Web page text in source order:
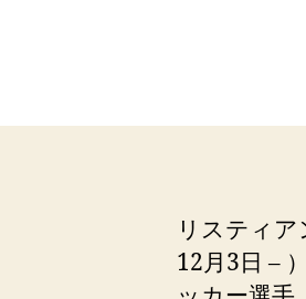
リスティ
12月3日 –